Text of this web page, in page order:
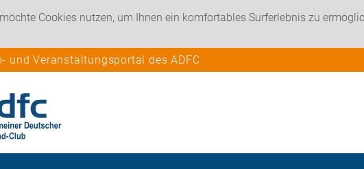
Cookies nutzen, um Ihnen ein komfortables Surferlebnis zu
und Veranstaltungsportal des ADFC